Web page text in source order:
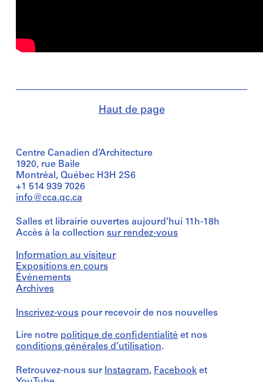
Haut de page
Centre Canadien d’Architecture
1920, rue Baile
Montréal, Québec H3H 2S6
+1 514 939 7026
info@cca.qc.ca
Salles et librairie ouvertes aujourd’hui 11h-18h
Accès à la collection sur rendez-vous
Information au visiteur
Expositions en cours
Événements
Archives
Inscrivez-vous pour recevoir de nos nouvelles
Lire notre politique de confidentialité et nos
conditions générales d’utilisation.
Retrouvez-nous sur Instagram, Facebook et